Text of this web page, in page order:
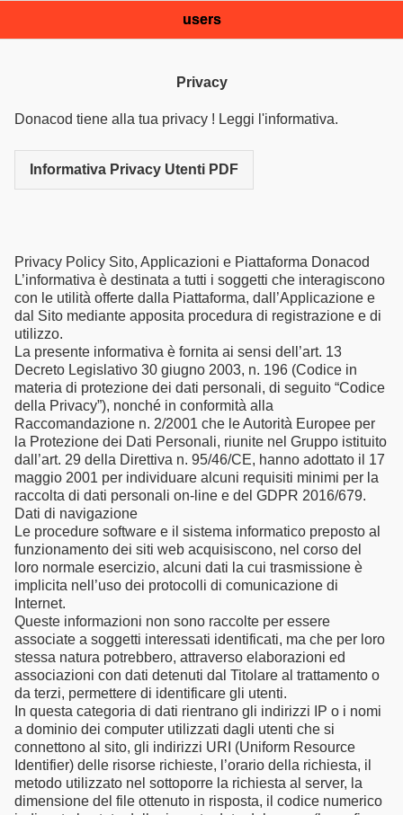
users
Privacy
Donacod tiene alla tua privacy ! Leggi l'informativa.
Informativa Privacy Utenti PDF
Privacy Policy Sito, Applicazioni e Piattaforma Donacod
L’informativa è destinata a tutti i soggetti che interagiscono
con le utilità offerte dalla Piattaforma, dall’Applicazione e
dal Sito mediante apposita procedura di registrazione e di
utilizzo.
La presente informativa è fornita ai sensi dell’art. 13
Decreto Legislativo 30 giugno 2003, n. 196 (Codice in
materia di protezione dei dati personali, di seguito “Codice
della Privacy”), nonché in conformità alla
Raccomandazione n. 2/2001 che le Autorità Europee per
la Protezione dei Dati Personali, riunite nel Gruppo istituito
dall’art. 29 della Direttiva n. 95/46/CE, hanno adottato il 17
maggio 2001 per individuare alcuni requisiti minimi per la
raccolta di dati personali on-line e del GDPR 2016/679.
Dati di navigazione
Le procedure software e il sistema informatico preposto al
funzionamento dei siti web acquisiscono, nel corso del
loro normale esercizio, alcuni dati la cui trasmissione è
implicita nell’uso dei protocolli di comunicazione di
Internet.
Queste informazioni non sono raccolte per essere
associate a soggetti interessati identificati, ma che per loro
stessa natura potrebbero, attraverso elaborazioni ed
associazioni con dati detenuti dal Titolare al trattamento o
da terzi, permettere di identificare gli utenti.
In questa categoria di dati rientrano gli indirizzi IP o i nomi
a dominio dei computer utilizzati dagli utenti che si
connettono al sito, gli indirizzi URI (Uniform Resource
Identifier) delle risorse richieste, l’orario della richiesta, il
metodo utilizzato nel sottoporre la richiesta al server, la
dimensione del file ottenuto in risposta, il codice numerico